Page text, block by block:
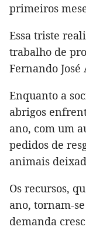
primeiros
Essa triste
trabalho de
Fernando
Enquanto a
abrigos
ano, com um
pedidos de
animais
Os recursos,
ano, tornam-
demanda